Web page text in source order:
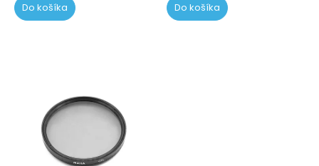
Do košíka Do košíka